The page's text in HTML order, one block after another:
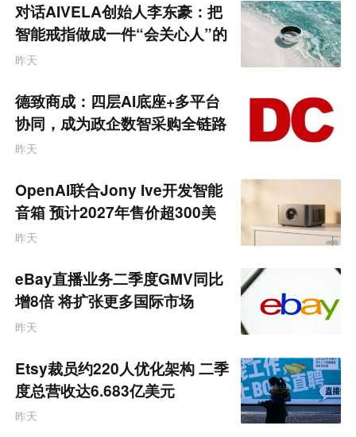
来
零
售
跨
境
商
产
业
互
联
网
对话AIVELA创始人李东豪：把
智能戒指做成一件“会关心人”的
饰品
昨天
德致商成：四层AI底座+多平台
协同，成为政企数智采购全链路
服务商
昨天
OpenAI联合Jony Ive开发智能
音箱 预计2027年售价超300美
元
昨天
eBay直播业务二季度GMV同比
增8倍 将扩张更多国际市场
昨天
Etsy裁员约220人优化架构 二季
度总营收达6.683亿美元
昨天